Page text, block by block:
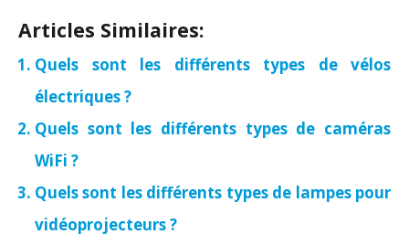
Articles Similaires:
Quels sont les différents types de vélos
électriques ?
Quels sont les différents types de caméras
WiFi ?
Quels sont les différents types de lampes pour
vidéoprojecteurs ?